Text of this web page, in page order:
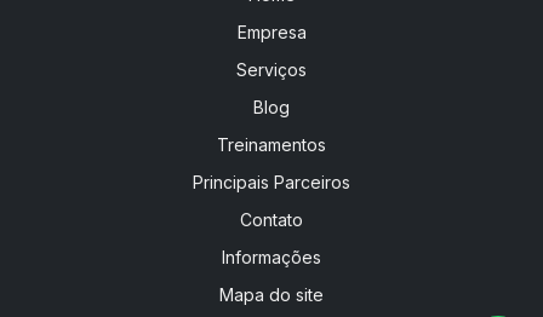
Empresa
Serviços
Blog
Treinamentos
Principais Parceiros
Contato
Informações
Mapa do site